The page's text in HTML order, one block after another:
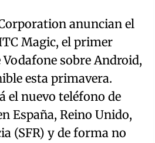
anuncian el
Magic, el primer
sobre Android,
esta primavera.
el nuevo teléfono de
España, Reino Unido,
(SFR) y de forma no